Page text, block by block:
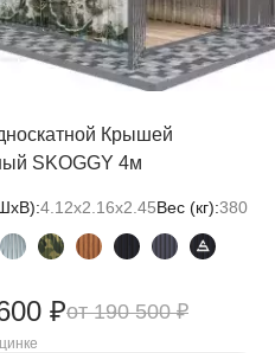
Крышей
SKOGGY 4м
4.12х2.16х2.45Вес (кг):380
190 500 ₽
₽